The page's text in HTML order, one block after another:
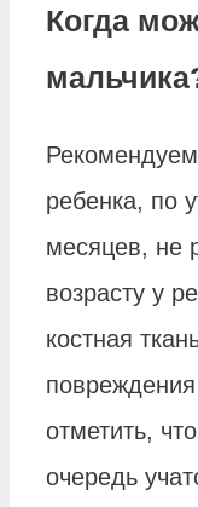
Когда
ребенка, по
месяцев, не
возрасту у
костная
отметить,
очередь